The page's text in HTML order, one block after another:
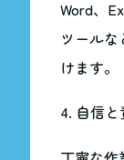
Word、
ツール
けます。
4. 自信